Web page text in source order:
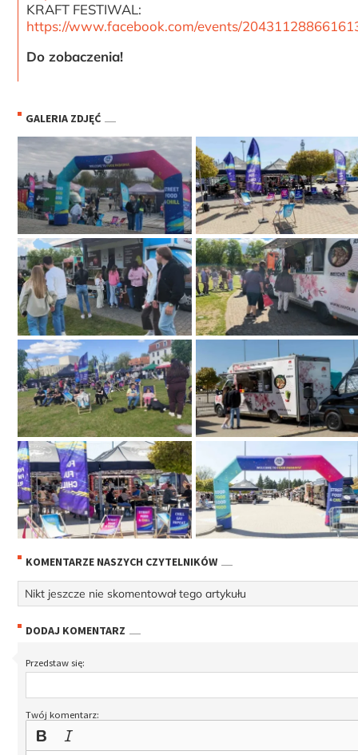
KRAFT FESTIWAL:
https://www.facebook.com/events/
Do zobaczenia!
GALERIA ZDJĘĆ
KOMENTARZE NASZYCH CZYTELNIKÓW
Nikt jeszcze nie skomentował tego artykułu
DODAJ KOMENTARZ
Przedstaw się:
Twój komentarz: